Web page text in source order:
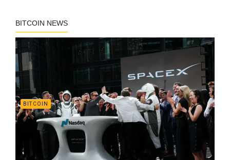
BITCOIN NEWS
BITCOIN